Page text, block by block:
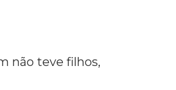
não teve filhos,